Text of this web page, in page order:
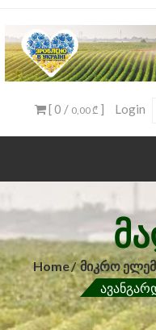
content
[ 0 / 0,00 ₾] Login
Home
Მიკრო